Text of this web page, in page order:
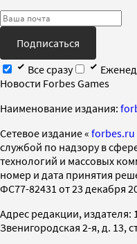
Подписаться
Все сразу
Новости Forbes Games
Наименование издания:
Cетевое издание « forbes.ru
службой по надзору в
технологий и массовых
номер и дата принятия
ФС77-82431 от 23 декабря
Адрес редакции, издателя:
Звенигородская 2-я, д. 13,